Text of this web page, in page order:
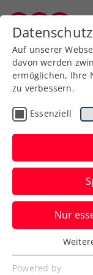
Zurück
ATP
Kraus
Für die zwei
Melbourne
Verfasst von:
Auf unserer
davon werden
ermöglichen, Ihre
zu verbessern.
Essenziell
Nur
Essenziell
Essenzielle
Powered by